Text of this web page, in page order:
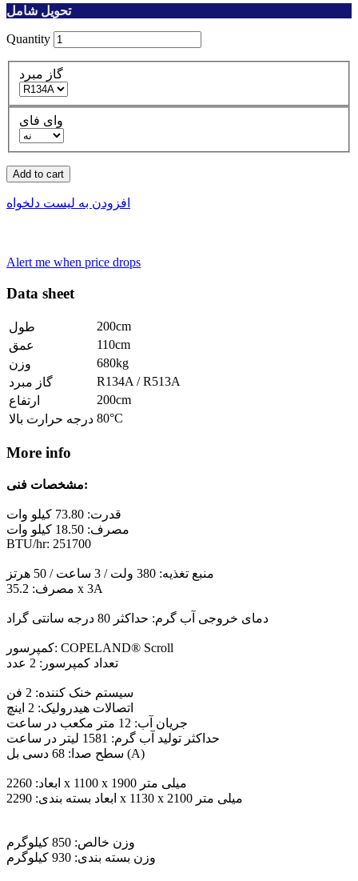
تحویل شامل
Quantity
Add to cart
افزودن به لیست دلخواه
Alert me when price drops
Data sheet
طول
200cm
عمق
110cm
وزن
680kg
گاز مبرد
R134A / R513A
ارتفاع
200cm
درجه حرارت بالا 80°C
More info
مشخصات فنی:
قدرت: 73.80 کیلو وات
مصرف: 18.50 کیلو وات
BTU/hr: 251700
منبع تغذیه: 380 ولت / 3 ساعت / 50 هرتز
مصرف: 35.2 x 3A
دمای خروجی آب گرم: حداکثر 80 درجه سانتی گراد
کمپرسور: COPELAND® Scroll
تعداد کمپرسور: 2 عدد
سیستم خنک کننده: 2 فن
اتصالات هیدرولیک: 2 اینچ
جریان آب: 12 متر مکعب در ساعت
حداکثر تولید آب گرم: 1581 لیتر در ساعت
سطح صدا: 68 دسی بل (A)
ابعاد: 2260 x 1100 x 1900 میلی متر
ابعاد بسته بندی: 2290 x 1130 x 2100 میلی متر
وزن خالص: 850 کیلوگرم
وزن بسته بندی: 930 کیلوگرم